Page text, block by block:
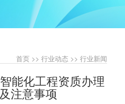
首页>> 行业动态>> 行业新闻
能化工程资质办理
注意事项